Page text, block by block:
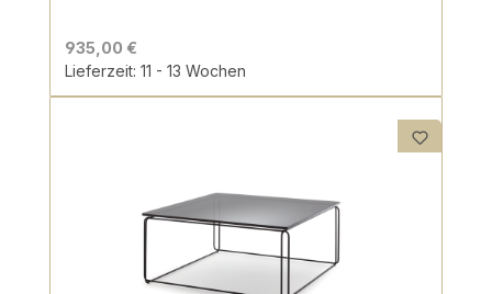
935,00 €
Lieferzeit: 11 - 13 Wochen